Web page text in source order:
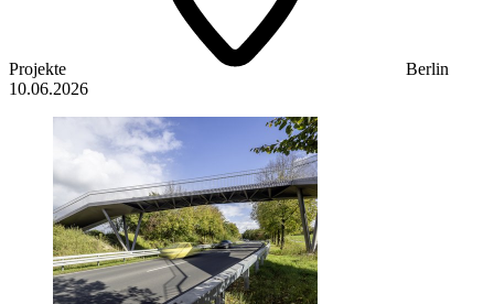
Projekte
Berlin
10.06.2026